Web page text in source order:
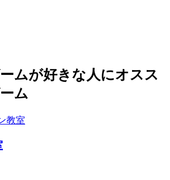
ムが好きな人にオスス
ム